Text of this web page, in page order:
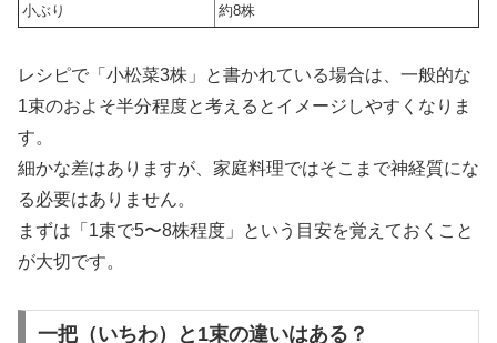
小ぶり
約8株
レシピで「小松菜3株」と書かれている場合は、一般的な
1束のおよそ半分程度と考えるとイメージしやすくなりま
す。
細かな差はありますが、家庭料理ではそこまで神経質にな
る必要はありません。
まずは「1束で5〜8株程度」という目安を覚えておくこと
が大切です。
一把（いちわ）と1束の違いはある？